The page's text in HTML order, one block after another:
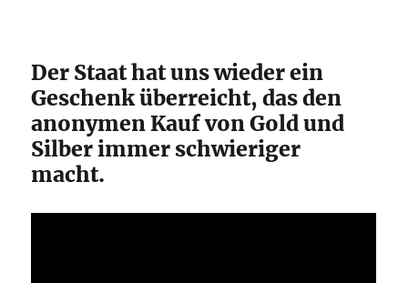
Der Staat hat uns wieder ein
Geschenk überreicht, das den
anonymen Kauf von Gold und
Silber immer schwieriger
macht.